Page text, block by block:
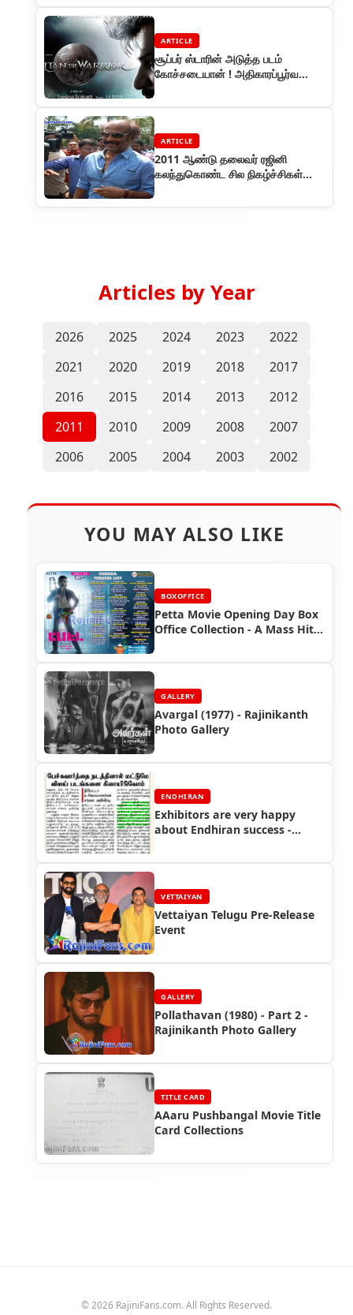
ARTICLE
சூப்பர் ஸ்டாரின் அடுத்த படம்
கோச்சடையான் ! அதிகாரப்பூர்வ
ARTICLE
2011 ஆண்டு தலைவர் ரஜினி
கலந்துகொண்ட சில நிகழ்ச்சிகள்
Articles by Year
2026 2025 2024 2023
2022
2021
2020 2019 2018
2017
2016
2015 2014 2013
2012
2011
2010 2009 2008
2007
2006
2005 2004 2003 2002
YOU MAY ALSO LIKE
BOXOFFICE
Petta Movie Opening Day Box
Office Collection - A Mass Hit
GALLERY
Avargal (1977) - Rajinikanth
Photo Gallery
ENDHIRAN
Exhibitors are very happy
about Endhiran success -
VETTAIYAN
Vettaiyan Telugu Pre-Release
Event
GALLERY
Pollathavan (1980) - Part 2 -
Rajinikanth Photo Gallery
TITLE CARD
AAaru Pushbangal Movie Title
Card Collections
© 2026 RajiniFans.com. All Rights Reserved.